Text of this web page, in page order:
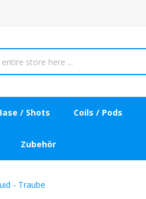
/ Shots Coils / Pods
Zubehör
- Traube